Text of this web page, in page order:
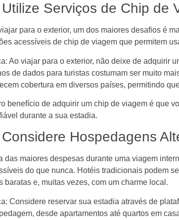
Serviços de Chip de
para o exterior, um dos maiores desafios é
acessíveis de chip de viagem que permitem
Ao viajar para o exterior, não deixe de adquirir
de dados para turistas costumam ser muito
cobertura em diversos países, permitindo
benefício de adquirir um chip de viagem é que
durante a sua estadia.
Hospedagens
das maiores despesas durante uma viagem
do que nunca. Hotéis tradicionais podem
baratas e, muitas vezes, com um charme local.
Considere reservar sua estadia através de
desde apartamentos até quartos em